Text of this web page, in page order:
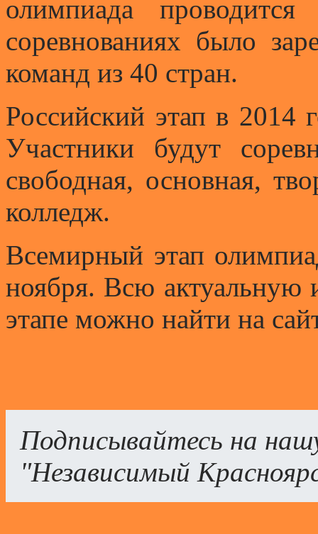
олимпиада
соревнованиях было
команд из 40 стран.
Российский этап в 2014
Участники будут
cвободная, основная,
колледж.
Всемирный этап
ноября. Всю
этапе можно найти на
Подписывайтесь на
"Независимый